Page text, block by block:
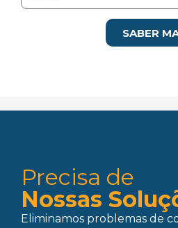
SABER
Precisa de
Nossas
Eliminamos problemas de